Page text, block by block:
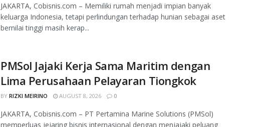
JAKARTA, Cobisnis.com – Memiliki rumah menjadi impian banyak
keluarga Indonesia, tetapi perlindungan terhadap hunian sebagai aset
bernilai tinggi masih kerap...
PMSol Jajaki Kerja Sama Maritim dengan
Lima Perusahaan Pelayaran Tiongkok
BY RIZKI MEIRINO AUGUST 8, 2026 0
JAKARTA, Cobisnis.com – PT Pertamina Marine Solutions (PMSol)
memperluas jejaring bisnis internasional dengan menjajaki peluang